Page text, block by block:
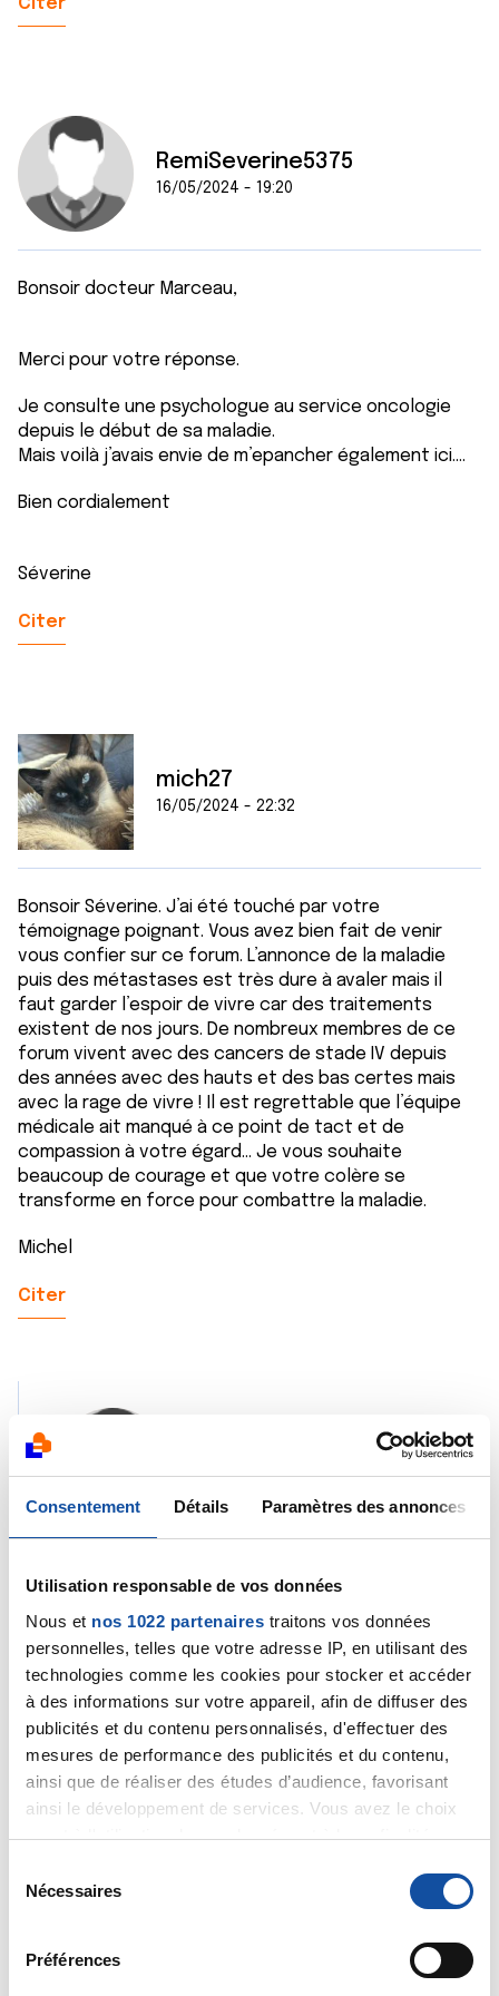
Consentement Détails Paramètres des annonces
Utilisation responsable de vos données
Nous et nos 1022 partenaires traitons vos données
personnelles, telles que votre adresse IP, en utilisant des
technologies comme les cookies pour stocker et accéder
à des informations sur votre appareil, afin de diffuser des
publicités et du contenu personnalisés, d'effectuer des
mesures de performance des publicités et du contenu,
ainsi que de réaliser des études d’audience, favorisant
ainsi le développement de services. Vous avez le choix
quant à l'utilisation de vos données et à leurs finalités.
tout moment en consultant la Déclaration relative aux
cookies ou en cliquant sur l'icône de confidentialité.
Si vous le permettez, nous aimerions également :
Nécessaires
Préférences
Citer
RemiSeverine5375
16/05/2024 - 19:20
Bonsoir docteur Marceau,
Merci pour votre réponse.
Je consulte une psychologue au service oncologie
depuis le début de sa maladie.
Mais voilà j’avais envie de m’epancher également ici….
Bien cordialement
Séverine
Citer
mich27
16/05/2024 - 22:32
Bonsoir Séverine. J’ai été touché par votre
témoignage poignant. Vous avez bien fait de venir
vous confier sur ce forum. L’annonce de la maladie
puis des métastases est très dure à avaler mais il
faut garder l’espoir de vivre car des traitements
existent de nos jours. De nombreux membres de ce
forum vivent avec des cancers de stade IV depuis
des années avec des hauts et des bas certes mais
avec la rage de vivre ! Il est regrettable que l’équipe
médicale ait manqué à ce point de tact et de
compassion à votre égard… Je vous souhaite
beaucoup de courage et que votre colère se
transforme en force pour combattre la maladie.
Michel
Citer
RemiSeverine5375
17/05/2024 - 13:04
Bonjour Michel,
Je vous remercie pour votre gentil message.
Bon courage également si vous êtes aidant.
Séverine